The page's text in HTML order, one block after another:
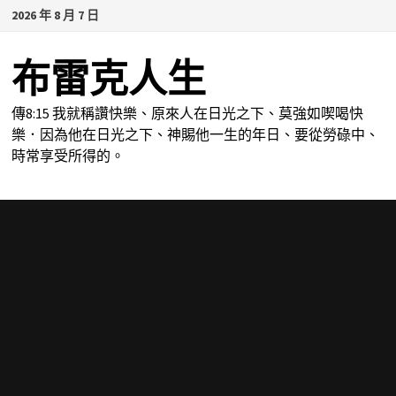
Skip
content
2026 年 8 月 7 日
布雷克人生
傳8:15 我就稱讚快樂、原來人在日光之下、莫強如喫喝快
樂．因為他在日光之下、神賜他一生的年日、要從勞碌中、
時常享受所得的。